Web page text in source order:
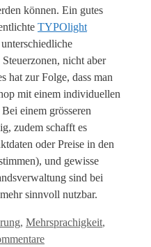
können. Ein gutes
TYPOlight
nicht aber
hat zur Folge, dass man
mit einem individuellen
einem grösseren
zudem schafft es
oder Preise in den
und gewisse
sind bei
sinnvoll nutzbar.
, Mehrsprachigkeit,